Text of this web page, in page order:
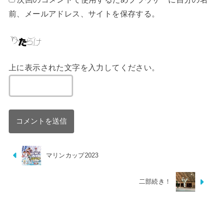
前、メールアドレス、サイトを保存する。
上に表示された文字を入力してください。
マリンカップ2023
二部続き！